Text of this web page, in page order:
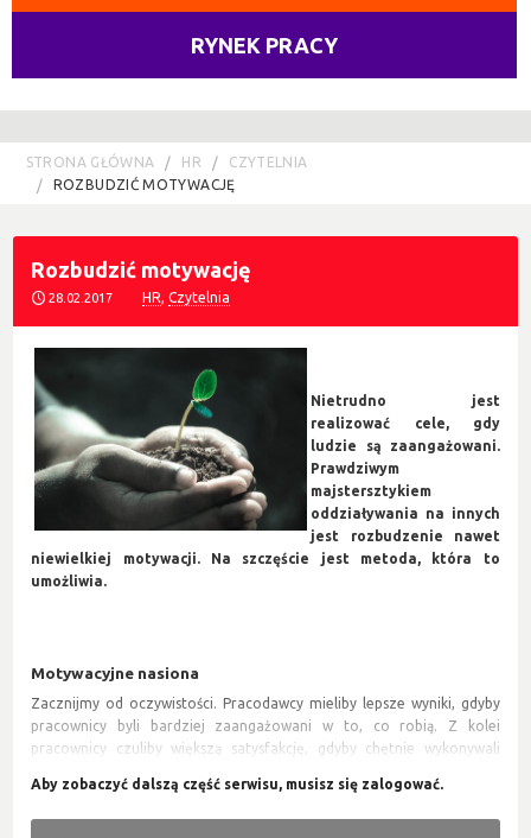
RYNEK PRACY
STRONA GŁÓWNA HR
CZYTELNIA
ROZBUDZIĆ MOTYWACJĘ
Rozbudzić motywację
28.02.2017 HR,Czytelnia
Nietrudno jest
realizować cele, gdy
ludzie są zaangażowani.
Prawdziwym
majstersztykiem
oddziaływania na innych
jest rozbudzenie nawet
niewielkiej motywacji. Na szczęście jest metoda, która to
umożliwia.
Motywacyjne nasiona
Zacznijmy od oczywistości. Pracodawcy mieliby lepsze wyniki, gdyby
pracownicy byli bardziej zaangażowani w to, co robią. Z kolei
pracownicy czuliby większą satysfakcję, gdyby chętnie wykonywali
im się z chęcią realizować postanowienia i zadania. Wpływanie na
motywację innych, ale z drugiej strony automotywacja stanowią więc